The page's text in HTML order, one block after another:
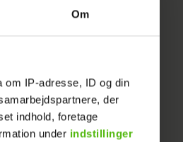
Om
om IP-adresse, ID og din
der
indhold, foretage
under indstillinger
falde
afsnit